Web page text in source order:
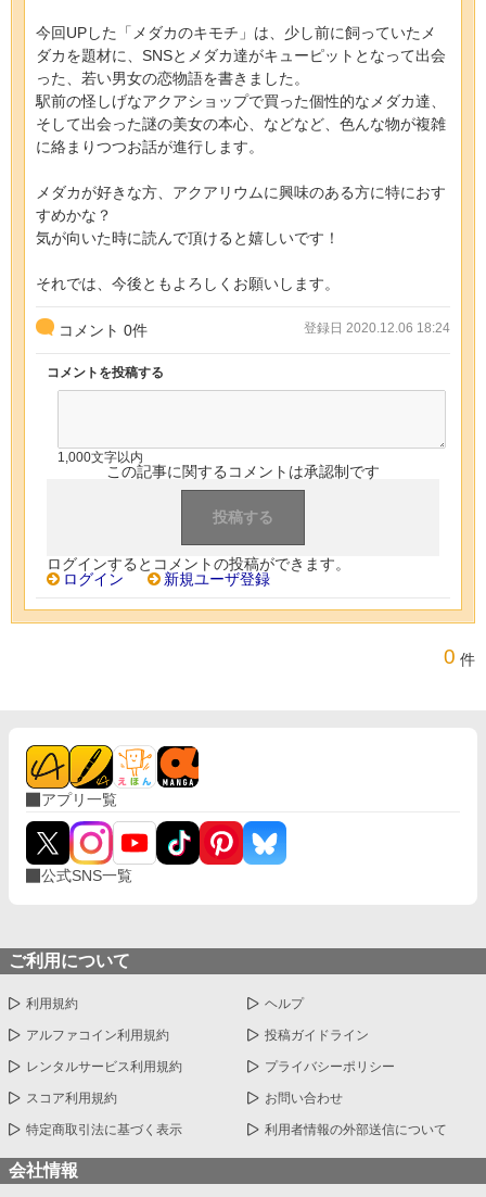
今回UPした「メダカのキモチ」は、少し前に飼っていたメ
ダカを題材に、SNSとメダカ達がキューピットとなって出会
った、若い男女の恋物語を書きました。
駅前の怪しげなアクアショップで買った個性的なメダカ達、
そして出会った謎の美女の本心、などなど、色んな物が複雑
に絡まりつつお話が進行します。
メダカが好きな方、アクアリウムに興味のある方に特におす
すめかな？
気が向いた時に読んで頂けると嬉しいです！
それでは、今後ともよろしくお願いします。
コメント 0件 登録日 2020.12.06 18:24
コメントを投稿する
1,000文字以内
この記事に関するコメントは承認制です
ログインするとコメントの投稿ができます。
ログイン
新規ユーザ登録
0 件
アプリ一覧
公式SNS一覧
ご利用について
利用規約 ヘルプ
アルファコイン利用規約 投稿ガイドライン
レンタルサービス利用規約 プライバシーポリシー
スコア利用規約 お問い合わせ
特定商取引法に基づく表示 利用者情報の外部送信について
会社情報